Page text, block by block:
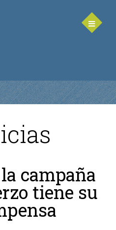
2023-2027
campaña
tiene su